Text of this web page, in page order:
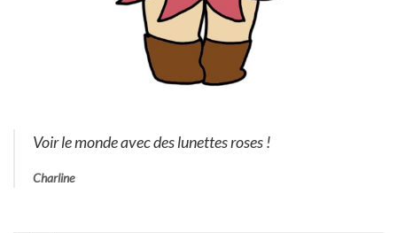
Voir le monde avec des lunettes roses !
Charline